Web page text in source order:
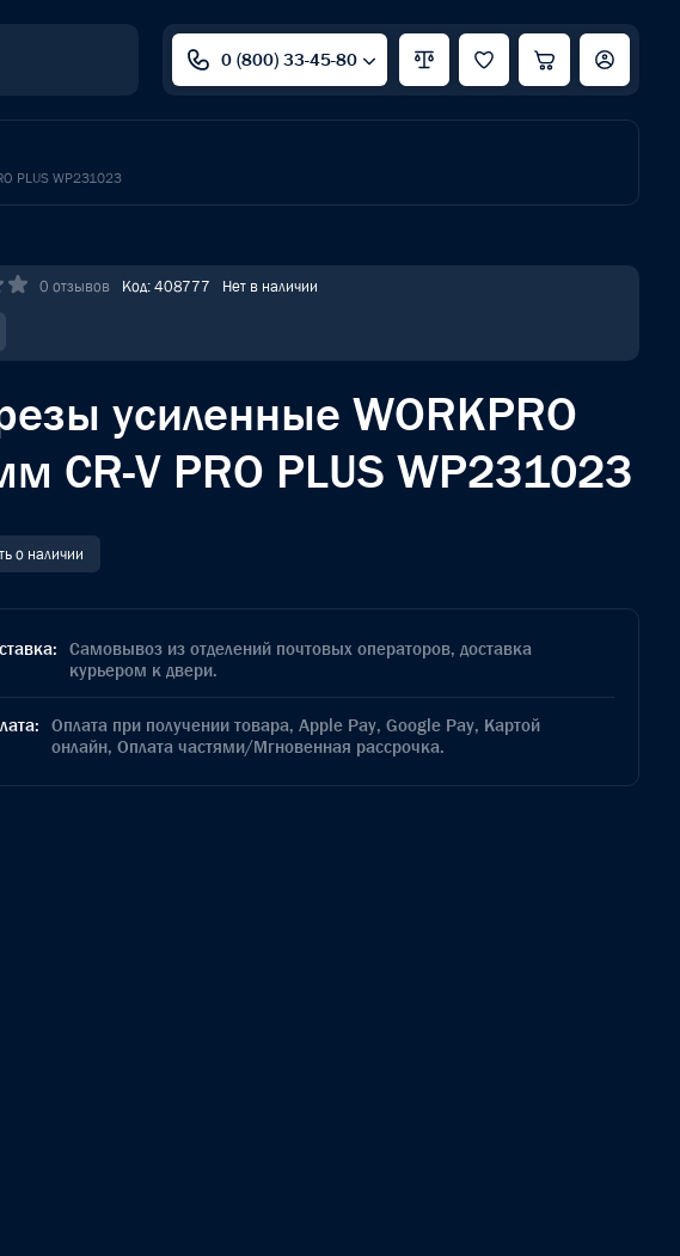
0 (800) 33-45-80
PLUS WP231023
0 отзывов Код: 408777 Нет в наличии
усиленные WORKPRO
CR-V PRO PLUS WP231023
о наличии
Самовывоз из отделений почтовых операторов, доставка
курьером к двери.
Оплата при получении товара, Apple Pay, Google Pay, Картой
онлайн, Оплата частями/Мгновенная рассрочка.